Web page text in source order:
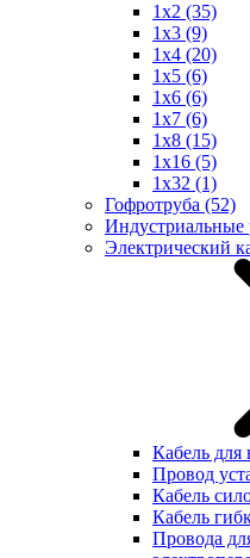
1x2 (35)
1x3 (9)
1x4 (20)
1x5 (6)
1x6 (6)
1x7 (6)
1x8 (15)
1x16 (5)
1x32 (1)
Гофротруба (52)
Индустриальные
Электрический
Кабель для
Провод
Кабель
Кабель
Провода